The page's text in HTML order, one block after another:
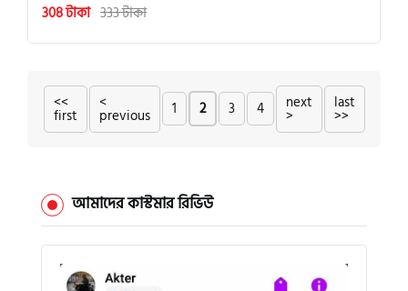
308 টাকা 333 টাকা
<<
first
<
previous 1 2 3 4 next
>
last
>>
আমাদের কাস্টমার রিভিউ